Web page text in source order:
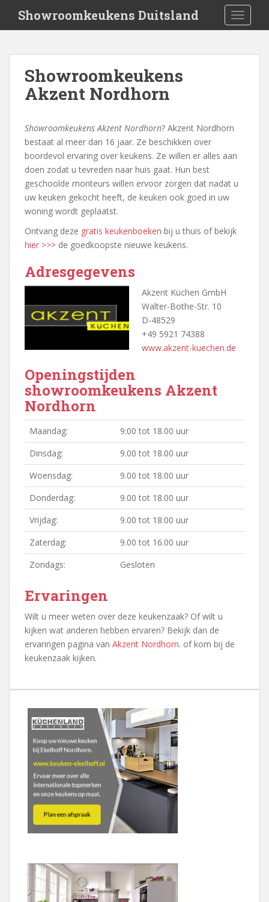
i
Showroomkeukens Duitsland
Showroomkeukens
Akzent Nordhorn
Showroomkeukens Akzent Nordhorn? Akzent Nordhorn
bestaat al meer dan 16 jaar. Ze beschikken over
boordevol ervaring over keukens. Ze willen er alles aan
doen zodat u tevreden naar huis gaat. Hun best
geschoolde monteurs willen ervoor zorgen dat nadat u
uw keuken gekocht heeft, de keuken ook goed in uw
woning wordt geplaatst.
Ontvang deze gratis keukenboeken bij u thuis of bekijk
hier >>> de goedkoopste nieuwe keukens.
Adresgegevens
Akzent Küchen GmbH
Walter-Bothe-Str. 10
D-48529
+49 5921 74388
www.akzent-kuechen.de
Openingstijden
showroomkeukens Akzent
Nordhorn
Maandag:
9:00 tot 18.00 uur
Dinsdag:
9.00 tot 18.00 uur
Woensdag:
9.00 tot 18.00 uur
Donderdag:
9.00 tot 18.00 uur
Vrijdag:
9.00 tot 18:00 uur
Zaterdag:
9.00 tot 16.00 uur
Zondags:
Gesloten
Ervaringen
Wilt u meer weten over deze keukenzaak? Of wilt u
kijken wat anderen hebben ervaren? Bekijk dan de
ervaringen pagina van Akzent Nordhorn. of kom bij de
keukenzaak kijken.